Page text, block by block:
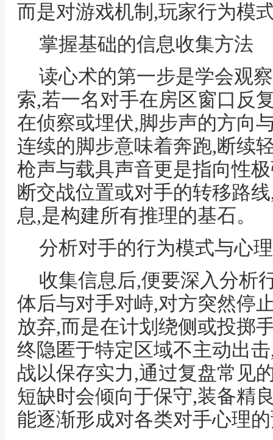
而是对游戏机制,玩家行为模
掌握基础的信息收集方法
读心术的第一步是学会观
索,若一名对手在房区窗口反
在侦察或埋伏,脚步声的方向
连续的脚步意味着奔跑,断续
枪声与载具声音更是指向性
断交战位置或对手的转移路
息,是构建所有推理的基石。
分析对手的行为模式与心理
收集信息后,便要深入分析
体后与对手对峙,对方突然停
放弃,而是在计划绕侧或投掷
终隐匿于特定区域不主动出
战以保存实力,通过复盘常见
短缺时会倾向于保守,装备精
能逐渐形成对各类对手心理